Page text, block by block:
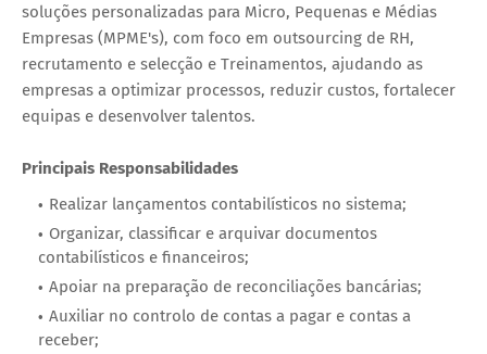
soluções personalizadas para Micro, Pequenas e Médias
Empresas (MPME's), com foco em outsourcing de RH,
recrutamento e selecção e Treinamentos, ajudando as
empresas a optimizar processos, reduzir custos, fortalecer
equipas e desenvolver talentos.
Principais Responsabilidades
Realizar lançamentos contabilísticos no sistema;
Organizar, classificar e arquivar documentos
contabilísticos e financeiros;
Apoiar na preparação de reconciliações bancárias;
Auxiliar no controlo de contas a pagar e contas a
receber;